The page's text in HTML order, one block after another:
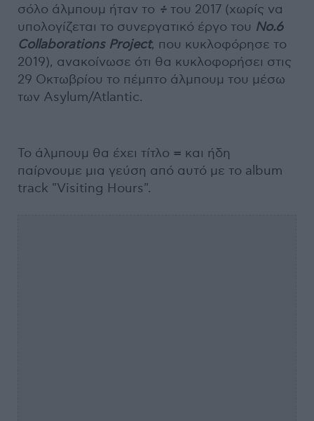
σόλο άλμπουμ ήταν το ÷ του 2017 (χωρίς να
υπολογίζεται το συνεργατικό έργο του No.6
Collaborations Project, που κυκλοφόρησε το
2019), ανακοίνωσε ότι θα κυκλοφορήσει στις
29 Οκτωβρίου το πέμπτο άλμπουμ του μέσω
των Asylum/Atlantic.
Το άλμπουμ θα έχει τίτλο = και ήδη
παίρνουμε μια γεύση από αυτό με το album
track "Visiting Hours".